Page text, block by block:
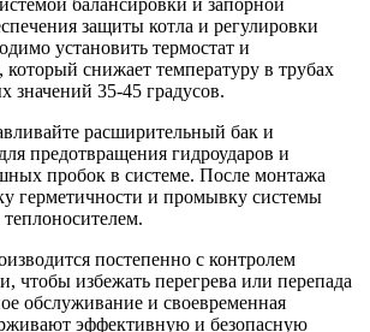
защиты котла и регулировки
установить термостат и
который снижает температуру в трубах
значений 35-45 градусов.
расширительный бак и
предотвращения гидроударов и
пробок в системе. После монтажа
герметичности и промывку системы
постепенно с контролем
чтобы избежать перегрева или перепада
обслуживание и своевременная
эффективную и безопасную